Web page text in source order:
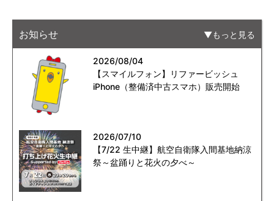
お知らせ もっと見る
2026/08/04
【スマイルフォン】リファービッシュ
iPhone（整備済中古スマホ）販売開始
2026/07/10
【7/22 生中継】航空自衛隊入間基地納涼
祭～盆踊りと花火の夕べ～